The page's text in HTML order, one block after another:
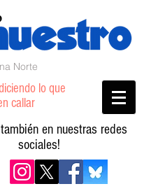
Norte
lo que
callar
también en nuestras redes
sociales!